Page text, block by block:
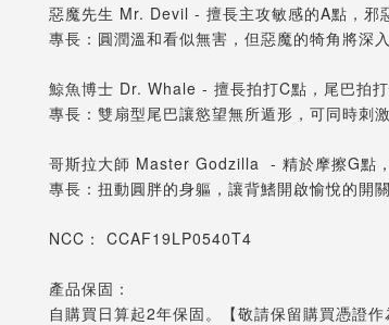
惡魔先生 Mr. Devil - 擅長主攻敏感的A點，邪
專長：圓潤溫和看似無害，但惡魔的犄角將深
鯨魚博士 Dr. Whale - 擅長拍打C點，尾巴拍
專長：雙扇型尾巴讓慾望無所遁形，可同時刺
哥斯拉大師 Master Godzilla  - 精於摩擦G點
專長：扭動圓胖的身軀，讓背鰭開啟愉悅的開
NCC： CCAF19LP0540T4
產品保固：
自購買日算起2年保固。【敬請保留購買憑證